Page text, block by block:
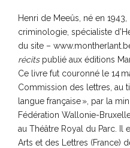
Henri de Meeûs, né en
criminologie, spécialiste
du site –
récitspublié aux éditions
Ce livre fut couronné le 14
Commission des lettres, au
langue française », par la
Fédération Wallonie-
au Théâtre Royal du Parc. Il
Arts et des Lettres (France)